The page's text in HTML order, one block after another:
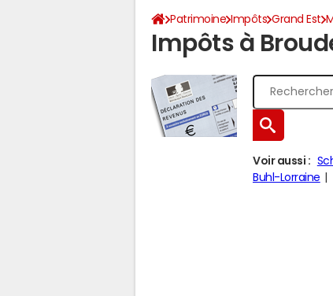
Patrimoine Impôts Grand Est
Impôts à
Voir aussi :
Buhl-Lorraine